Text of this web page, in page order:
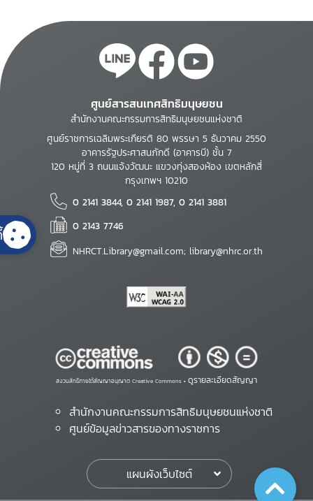
ศูนย์สารสนเทศสิทธิมนุษยชน
สำนักงานคณะกรรมการสิทธิมนุษยชนแห่งชาติ
ศูนย์ราชการเฉลิมพระเกียรติ 80 พรรษา 5 ธันวาคม 2550
อาคารรัฐประศาสนภักดี (อาคารบี) ชั้น 7
120 หมู่ที่ 3 ถนนแจ้งวัฒนะ แขวงทุ่งสองห้อง เขตหลักสี่
กรุงเทพฯ 10210
0 2141 3844, 0 2141 1987, 0 2141 3881
0 2143 7746
NHRCT.Library@gmail.com; library@nhrc.or.th
สงวนสิทธิ์ภายใต้สัญญาอนุญาต Creative Commons • ดูรายละเอียดสัญญา
สำนักงานคณะกรรมการสิทธิมนุษยชนแห่งชาติ
ศูนย์ข้อมูลข่าวสารของทางราชการ
แผนผังเว็บไซต์